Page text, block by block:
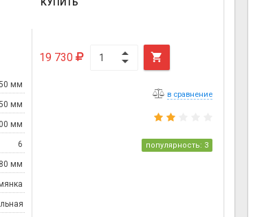
мм
мм
мм
6
80 мм
19 730 
в сравнение
популярность: 3